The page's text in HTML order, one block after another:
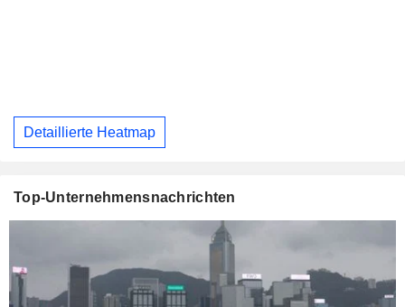
Detaillierte Heatmap
Top-Unternehmensnachrichten